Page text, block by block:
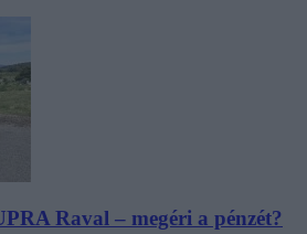
Raval – megéri a pénzét?